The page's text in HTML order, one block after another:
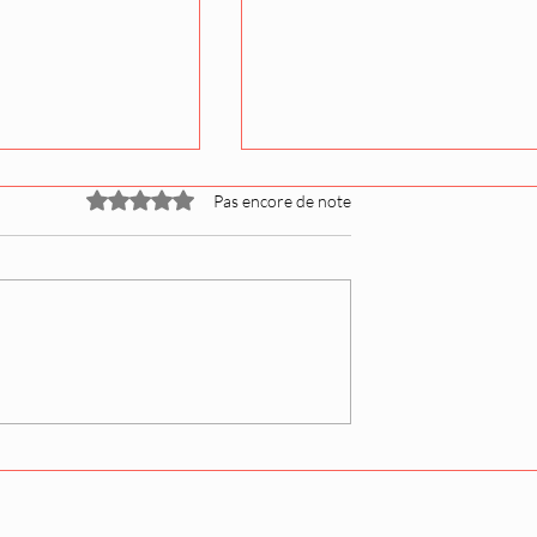
avant le Aki basho
Noté 0 étoile sur 5.Pas encore de note